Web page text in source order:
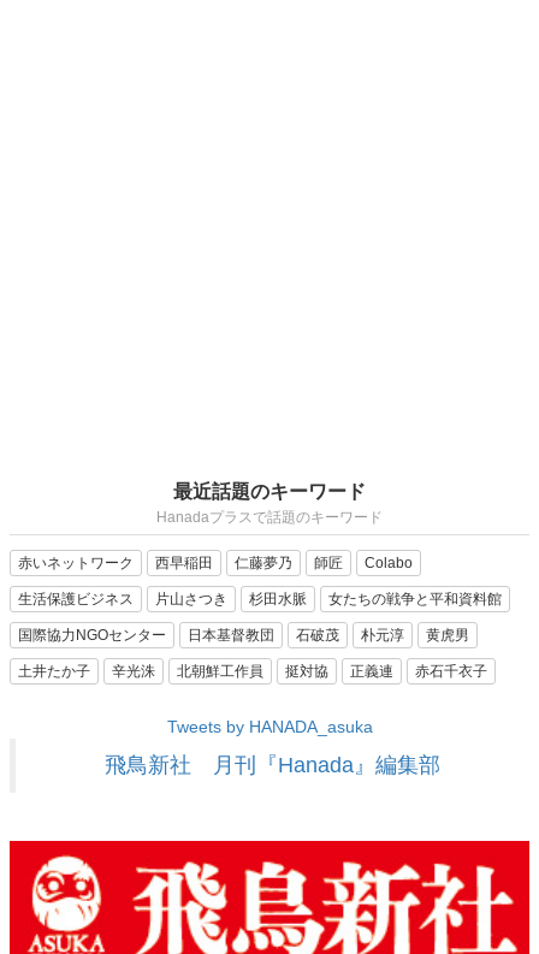
最近話題のキーワード
Hanadaプラスで話題のキーワード
赤いネットワーク 西早稲田 仁藤夢乃 師匠 Colabo
生活保護ビジネス 片山さつき 杉田水脈 女たちの戦争と平和資料館
国際協力NGOセンター 日本基督教団 石破茂 朴元淳 黄虎男
土井たか子 辛光洙 北朝鮮工作員 挺対協 正義連 赤石千衣子
Tweets by HANADA_asuka
飛鳥新社 月刊『Hanada』編集部